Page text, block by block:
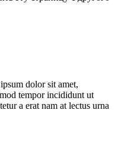
dolor sit amet,
tempor incididunt ut
a erat nam at lectus urna